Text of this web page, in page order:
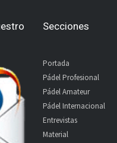
Secciones
Portada
Pádel Profesional
Pádel Amateur
Pádel Internacional
Entrevistas
Material